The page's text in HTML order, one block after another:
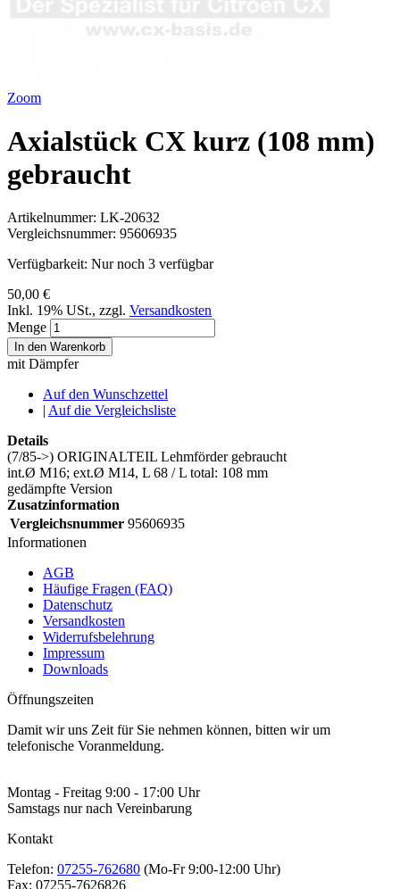
Zoom
Axialstück CX kurz (108 mm)
gebraucht
Artikelnummer: LK-20632
Vergleichsnummer: 95606935
Verfügbarkeit: Nur noch 3 verfügbar
50,00 €
Inkl. 19% USt., zzgl. Versandkosten
Menge
In den Warenkorb
mit Dämpfer
Auf den Wunschzettel
| Auf die Vergleichsliste
Details
(7/85->) ORIGINALTEIL Lehmförder gebraucht
int.Ø M16; ext.Ø M14, L 68 / L total: 108 mm
gedämpfte Version
Zusatzinformation
Vergleichsnummer 95606935
Informationen
AGB
Häufige Fragen (FAQ)
Datenschutz
Versandkosten
Widerrufsbelehrung
Impressum
Downloads
Öffnungszeiten
Damit wir uns Zeit für Sie nehmen können, bitten wir um
telefonische Voranmeldung.
Montag - Freitag 9:00 - 17:00 Uhr
Samstags nur nach Vereinbarung
Kontakt
Telefon: 07255-762680 (Mo-Fr 9:00-12:00 Uhr)
Fax: 07255-7626826